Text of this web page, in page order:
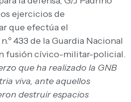
ejercicios de
que efectúa el
433 de la Guardia Nacional
fusión cívico-militar-policial.
que ha realizado la GNB
viva, ante aquellos
destruir espacios